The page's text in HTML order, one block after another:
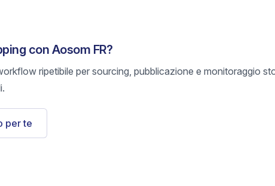
con Aosom FR?
ripetibile per sourcing, pubblicazione e monitoraggio
per te